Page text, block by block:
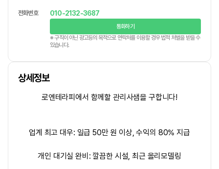
전화번호 010-2132-3687
통화하기
※ 구직이 아닌 광고등의 목적으로 연락처를 이용할 경우 법적 처벌을 받을 수
있습니다.
상세정보
로엔테라피에서 함께할 관리사샘을 구합니다!
업계 최고 대우: 일급 50만 원 이상, 수익의 80% 지급
개인 대기실 완비: 깔끔한 시설, 최근 올리모델링